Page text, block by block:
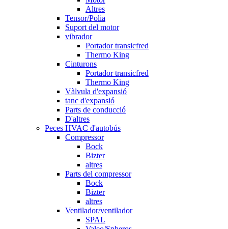
Altres
Tensor/Polia
Suport del motor
vibrador
Portador transicfred
Thermo King
Cinturons
Portador transicfred
Thermo King
Vàlvula d'expansió
tanc d'expansió
Parts de conducció
D'altres
Peces HVAC d'autobús
Compressor
Bock
Bizter
altres
Parts del compressor
Bock
Bizter
altres
Ventilador/ventilador
SPAL